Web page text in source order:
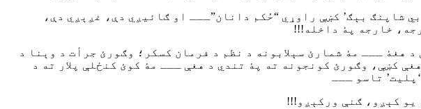
شاپنګ بېګ’ کښې راوړي “حُکم دانان”ـــ او ګائیږي دې، غږېږي دې،
خارجه پۀ داخله!!!
هغۀ ـــ مۀ شمارئ سېلابونه د نظم د فرمان کسکر؛ وګورئ جرأت د وېنا د
کښې، وګورئ کونجونه ته پۀ تندي د هغې ـــ مۀ کوئ کنځلې پلار ته د
تاسو ـــ
یو کېږو، ګنې ورکېږو!!!